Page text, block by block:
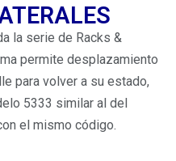
la serie de Racks &
permite desplazamiento
para volver a su estado,
5333 similar al del
el mismo código.